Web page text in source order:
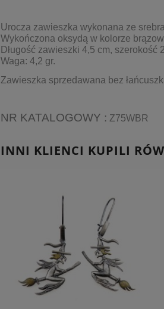
Urocza zawieszka wykonana ze
Wykończona oksydą w kolorze
Długość zawieszki 4,5 cm, szerokość
Waga: 4,2 gr.
Zawieszka sprzedawana bez
NR KATALOGOWY : Z75WBR
INNI KLIENCI KUPILI